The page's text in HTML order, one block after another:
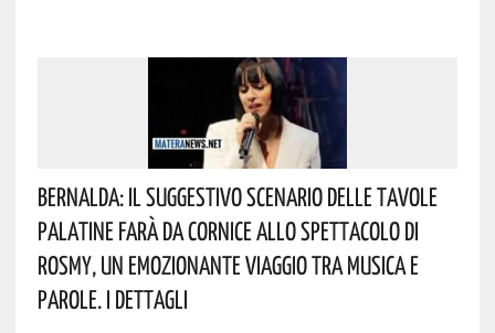
Bernalda: Il Suggestivo Scenario Delle Tavole
Palatine Farà Da Cornice Allo Spettacolo Di
Rosmy, Un Emozionante Viaggio Tra Musica E
Parole. I Dettagli